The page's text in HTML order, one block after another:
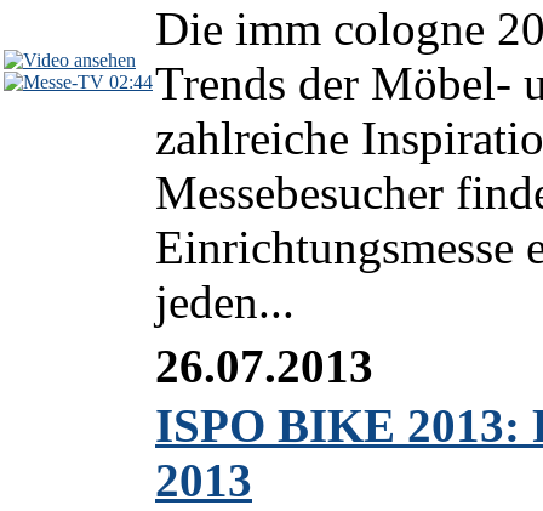
02:44
Die imm cologne
Trends der Möbel-
zahlreiche
Messebesucher
Einrichtungsmesse
jeden...
26.07.2013
ISPO BIKE 2013:
2013